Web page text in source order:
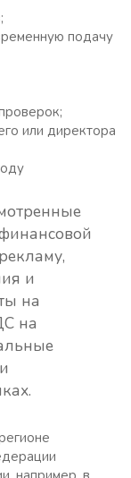
подачу
или директора
и
на
на